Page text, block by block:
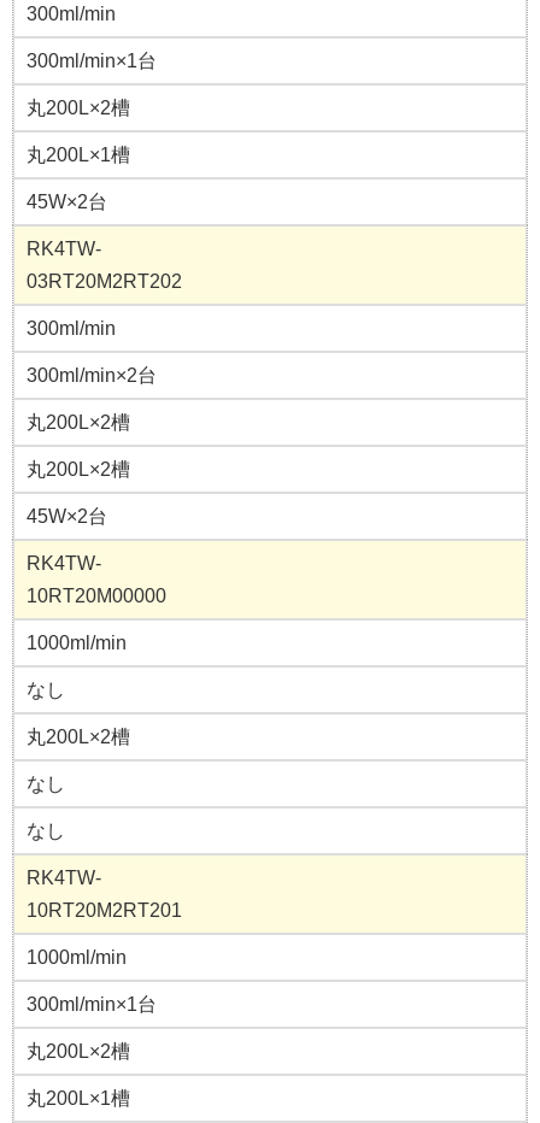
300ml/min
300ml/min×1台
丸200L×2槽
丸200L×1槽
45W×2台
RK4TW-
03RT20M2RT202
300ml/min
300ml/min×2台
丸200L×2槽
丸200L×2槽
45W×2台
RK4TW-
10RT20M00000
1000ml/min
なし
丸200L×2槽
なし
なし
RK4TW-
10RT20M2RT201
1000ml/min
300ml/min×1台
丸200L×2槽
丸200L×1槽